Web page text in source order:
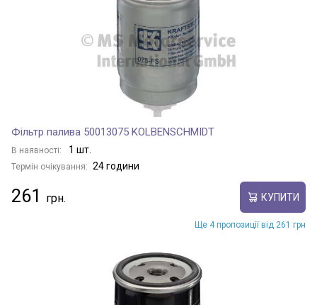
Фільтр палива 50013075 KOLBENSCHMIDT
В наявності: 1 шт.
Термін очікування: 24 години
261 КУПИТИ
Ще 4 пропозиції від 261 грн